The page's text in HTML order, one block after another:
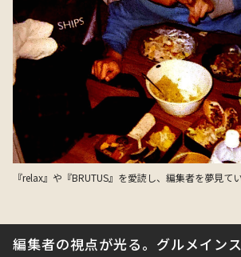
『relax』や『BRUTUS』を愛読し、編集者を夢見て
編集者の視点が光る。グルメイン